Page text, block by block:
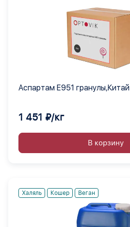
Аспартам Е951 гранулы,Китай
1 451 ₽/кг
В корзину
Халяль Кошер Веган